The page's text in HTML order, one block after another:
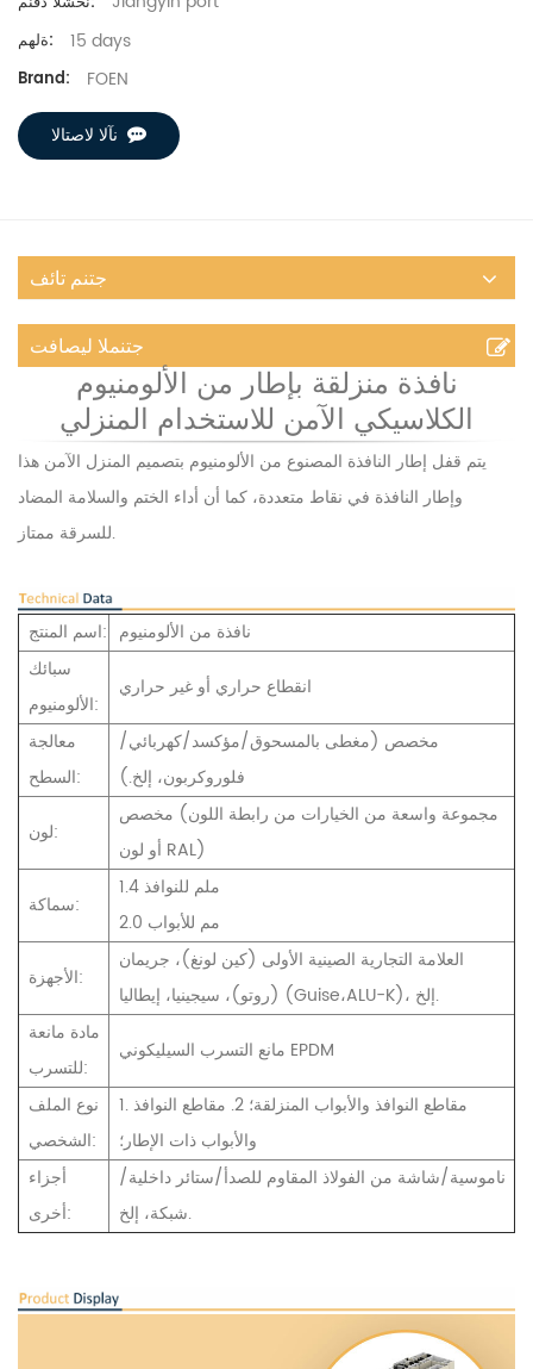
ةلهم: 15 days
Brand: FOEN
نآلا لاصتالا
جتنم تائف
جتنملا ليصافت
نافذة منزلقة بإطار من الألومنيوم
الكلاسيكي الآمن للاستخدام المنزلي
يتم قفل إطار النافذة المصنوع من الألومنيوم بتصميم المنزل الآمن هذا
وإطار النافذة في نقاط متعددة، كما أن أداء الختم والسلامة المضاد
للسرقة ممتاز.
اسم المنتج: نافذة من الألومنيوم
سبائك
الألومنيوم:
انقطاع حراري أو غير حراري
معالجة
السطح:
مخصص (مغطى بالمسحوق/مؤكسد/كهربائي/
فلوروكربون، إلخ.)
لون:
مخصص (مجموعة واسعة من الخيارات من رابطة اللون
أو لون RAL)
سماكة:
1.4 ملم للنوافذ
2.0 مم للأبواب
الأجهزة:
العلامة التجارية الصينية الأولى (كين لونغ)، جريمان
(روتو)، سيجينيا، إيطاليا (Guise،ALU-K)، إلخ.
مادة مانعة
للتسرب:
مانع التسرب السيليكوني EPDM
نوع الملف
الشخصي:
1. مقاطع النوافذ والأبواب المنزلقة؛ 2. مقاطع النوافذ
والأبواب ذات الإطار؛
أجزاء
أخرى:
ناموسية/شاشة من الفولاذ المقاوم للصدأ/ستائر داخلية/
شبكة، إلخ.